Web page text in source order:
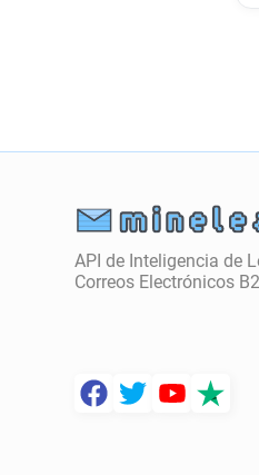
API de Inteligencia de
Correos Electrónicos